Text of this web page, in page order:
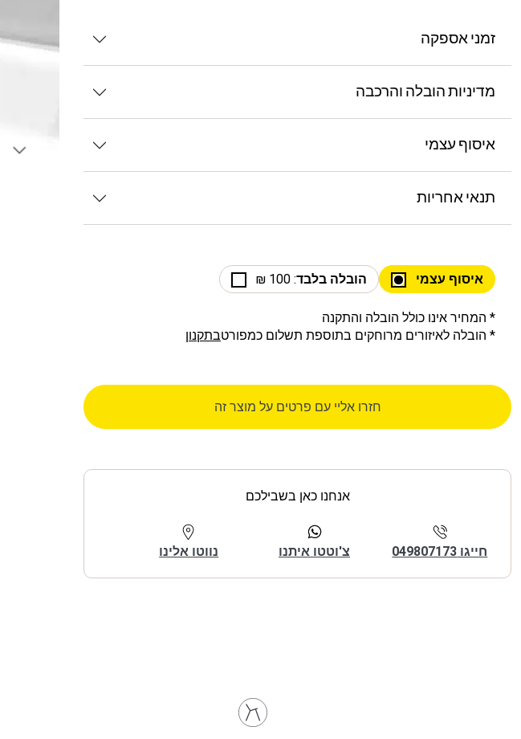
זמני אספקה
מדיניות הובלה והרכבה
איסוף עצמי
תנאי אחריות
איסוף עצמי הובלה בלבד: 100 ₪
* המחיר אינו כולל הובלה והתקנה
* הובלה לאיזורים מרוחקים בתוספת תשלום כמפורטבתקנון
חזרו אליי עם פרטים על מוצר זה
אנחנו כאן בשבילכם
חייגו 049807173 צ'וטטו איתנו נווטו אלינו